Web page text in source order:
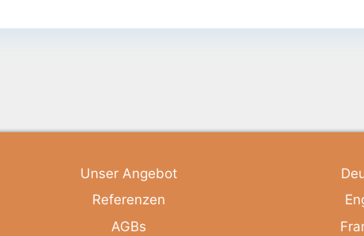
Unser Angebot
Referenzen
AGBs